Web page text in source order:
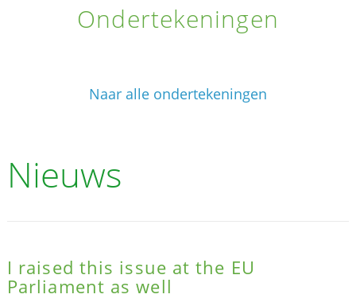
Ondertekeningen
Naar alle ondertekeningen
Nieuws
I raised this issue at the EU
Parliament as well